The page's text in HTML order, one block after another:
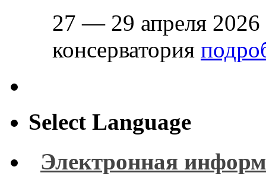
27 — 29 апреля 2026
консерватория
Select Language
Электронная